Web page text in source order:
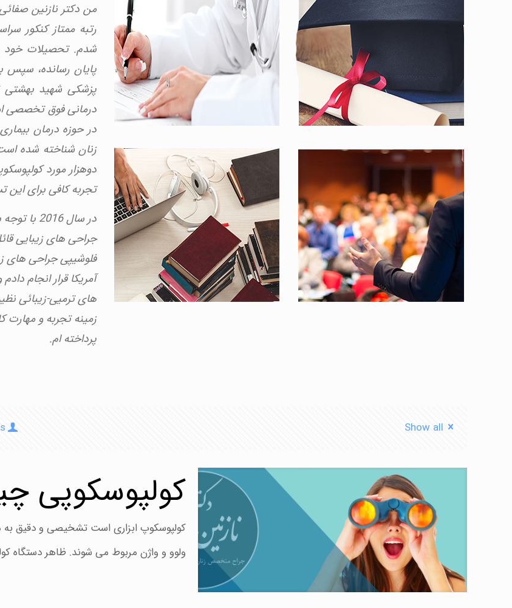
رتبه ممتاز کنکور
شدم. تحصیلات خود
پایان رسانده، سپس
پزشکی شهید بهشتی
درمانی فوق تخصصی
در حوزه درمان
زنان شناخته شده
دوهزار مورد
تجربه کافی برای
در سال
جراحی های زیبایی
فلوشیپی جراحی های
آمریکا قرار انجام
های ترمیی-زیبائی
زمینه تجربه و مهارت
پرداخته ام.
Show all
کولپوسکوپی
کولپوسکوپ ابزاری است تشخیصی و دقیق به
ولوو و واژن مربوط می شوند. ظاهر دستگاه